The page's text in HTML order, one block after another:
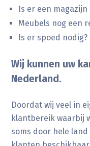
Is er een
Meubels nog een
Is er spoed nodig?
Wij kunnen uw
Nederland.
Doordat wij veel in
klantbereik waarbij
soms door hele